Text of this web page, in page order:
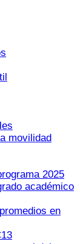
movilidad
2025
académico
en